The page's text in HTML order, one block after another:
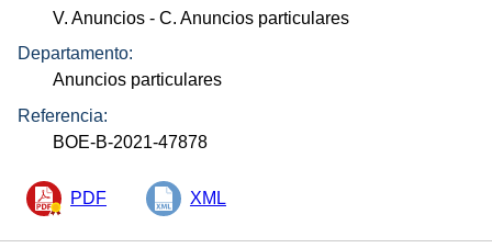
V. Anuncios - C. Anuncios particulares
Departamento:
Anuncios particulares
Referencia:
BOE-B-2021-47878
PDF XML